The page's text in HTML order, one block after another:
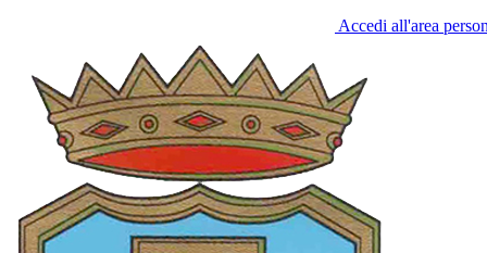
Accedi all'area